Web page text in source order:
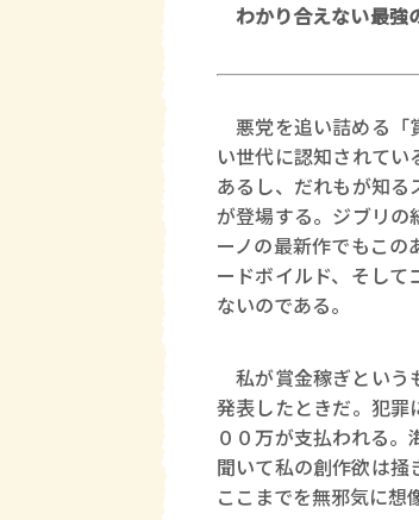
わかり合えない最強
悪党を追い詰める「
い世代に認知されて
あるし、だれもが知
が登場する。ジブリの
ーノの最新作でもこ
ードボイルド、そし
ないのである。
私が賞金稼ぎという
発表したときだ。犯罪
００万が支払われる
聞いて私の創作欲は掻
ここまでを無邪気に想